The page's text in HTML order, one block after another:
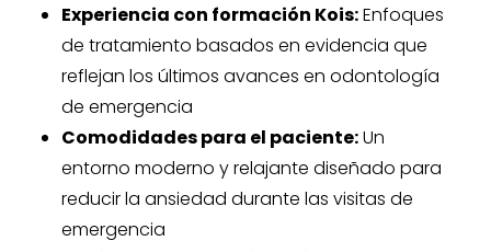
Experiencia con formación Kois:Enfoques
de tratamiento basados en evidencia que
reflejan los últimos avances en odontología
de emergencia
Comodidades para el paciente:Un
entorno moderno y relajante diseñado para
reducir la ansiedad durante las visitas de
emergencia